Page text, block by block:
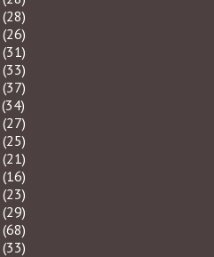
(28)
(26)
(31)
(33)
(37)
(34)
(27)
(25)
(21)
(16)
(23)
(29)
(68)
(33)